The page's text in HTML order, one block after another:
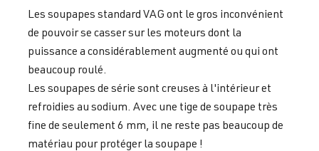
Les soupapes standard VAG ont le gros inconvénient
de pouvoir se casser sur les moteurs dont la
puissance a considérablement augmenté ou qui ont
beaucoup roulé.
Les soupapes de série sont creuses à l'intérieur et
refroidies au sodium. Avec une tige de soupape très
fine de seulement 6 mm, il ne reste pas beaucoup de
matériau pour protéger la soupape !